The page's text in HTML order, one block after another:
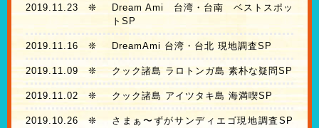
2019.11.23 ❊
Dream Ami 台湾・台南 ベストスポッ
トSP
2019.11.16 ❊ DreamAmi 台湾・台北 現地調査SP
2019.11.09❊ クック諸島 ラロトンガ島 素朴な疑問SP
2019.11.02❊ クック諸島 アイツタキ島 海満喫SP
2019.10.26❊
さまぁ〜ずがサンディエゴ現地調査SP